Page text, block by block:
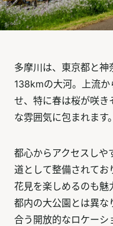
多摩川は、東京都と
138kmの大河。上流
せ、特に春は桜が咲き
な雰囲気に包まれます。
都心からアクセスしや
道として整備されてお
花見を楽しめるのも魅
都内の大公園とは異な
合う開放的なロケーシ